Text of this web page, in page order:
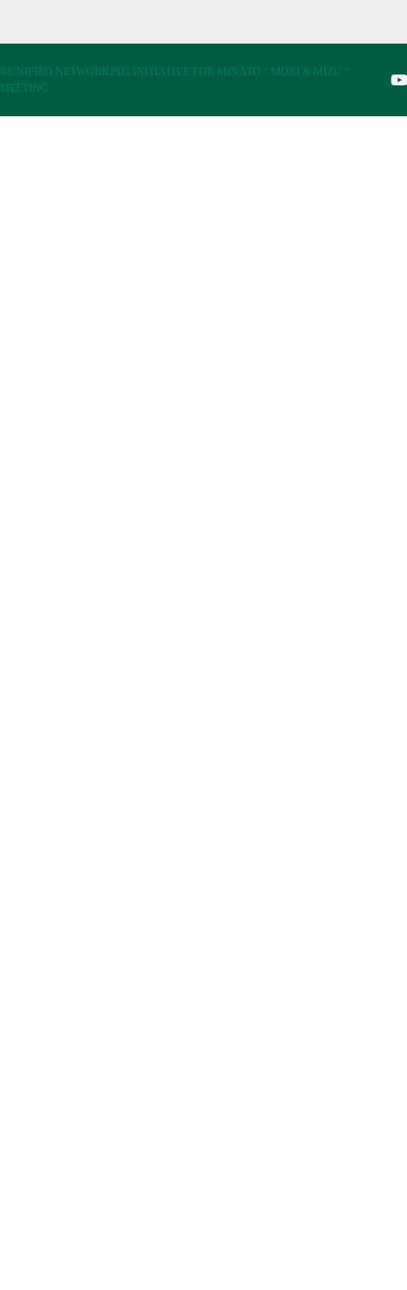
©UNIFIED NETWORKING INITIATIVE FOR MINATO “ MORI & MIZU “
MEETING